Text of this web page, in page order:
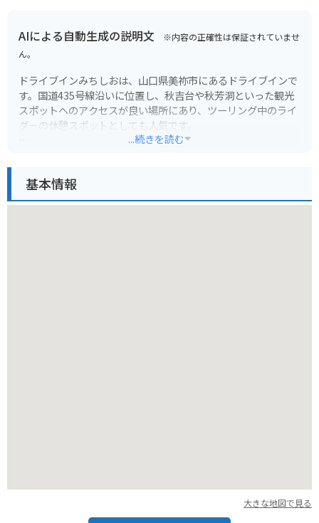
AIによる自動生成の説明文 ※内容の正確性は保証されていませ
ん。
ドライブインみちしおは、山口県美祢市にあるドライブインで
す。国道435号線沿いに位置し、秋吉台や秋芳洞といった観光
スポットへのアクセスが良い場所にあり、ツーリング中のライ
ダーの休憩スポットとしても人気です。
は、眼下に広がるカルスト台地を一望することができ、食事を
しながら絶景を堪能できます。お土産コーナーには、地元の特
...続きを読む
基本情報
大きな地図で見る